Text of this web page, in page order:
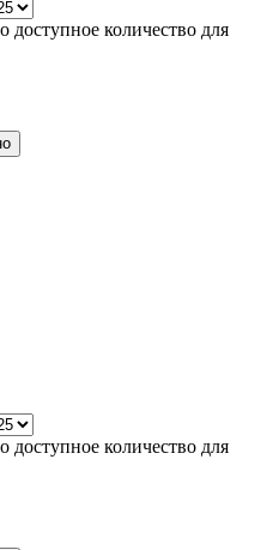
количество для
количество для